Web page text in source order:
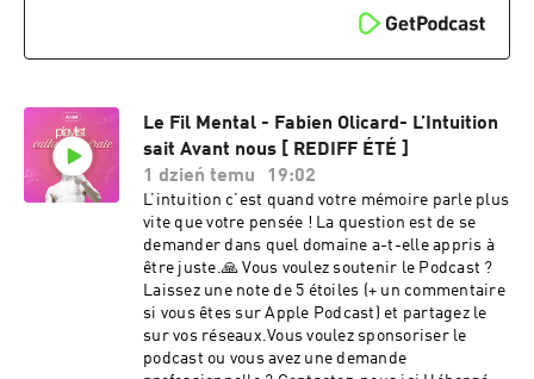
« CURIOSARE » et « BOBINE » auxquelles vous
pouvez vous abonner via son site internet :
www.alidifirenze.fr , ainsi que son livre
musée préféré à Florence, la Cappella dei
Principi, la chapelle privée de la famille
Médicis, située dans la basilique San Lorenzo.
En profiter pour y découvrir (sur réservation)
« la chambre secrète » de Michel-Ange. Et non
loin de là, l’Opificio delle Pietre Dure, un
institut spécialisé dans la marqueterie de
pierres précieuses et semi-précieuses, unique
en son genre !Ses lieux « connectés à la
matière » et au travail de la pierre à Florence :
le Musée du Bargello, la Galerie de l'Académie
qui accueille le célèbre « David » de Michel-
Le Fil Mental - Fabien Olicard- L’Intuition
sait Avant nous [ REDIFF ÉTÉ ]
1 dzień temu
19:02
L’intuition c’est quand votre mémoire parle plus
vite que votre pensée ! La question est de se
demander dans quel domaine a-t-elle appris à
être juste.🙏 Vous voulez soutenir le Podcast ?
Laissez une note de 5 étoiles (+ un commentaire
si vous êtes sur Apple Podcast) et partagez le
sur vos réseaux.Vous voulez sponsoriser le
podcast ou vous avez une demande